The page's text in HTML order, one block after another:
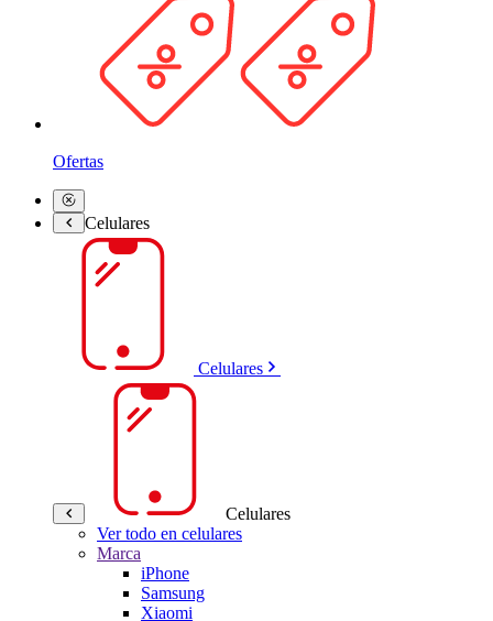
Ofertas
Celulares
Celulares
Celulares
Ver todo en celulares
Marca
iPhone
Samsung
Xiaomi